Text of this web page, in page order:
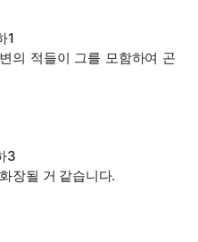
1
의 적들이 그를 모함하여 곤
3
장될 거 같습니다.